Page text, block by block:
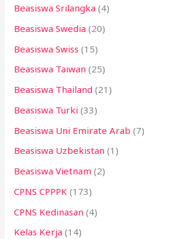
Beasiswa Srilangka (4)
Beasiswa Swedia (20)
Beasiswa Swiss (15)
Beasiswa Taiwan (25)
Beasiswa Thailand (21)
Beasiswa Turki (33)
Beasiswa Uni Emirate Arab (7)
Beasiswa Uzbekistan (1)
Beasiswa Vietnam (2)
CPNS CPPPK (173)
CPNS Kedinasan (4)
Kelas Kerja (14)